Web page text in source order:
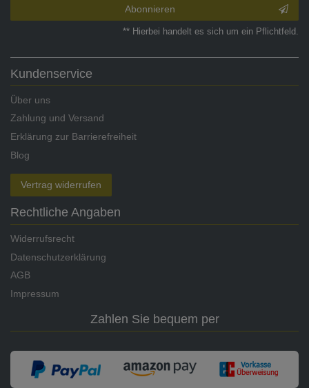
Abonnieren
** Hierbei handelt es sich um ein Pflichtfeld.
Kundenservice
Über uns
Zahlung und Versand
Erklärung zur Barrierefreiheit
Blog
Vertrag widerrufen
Rechtliche Angaben
Widerrufsrecht
Datenschutzerklärung
AGB
Impressum
Zahlen Sie bequem per